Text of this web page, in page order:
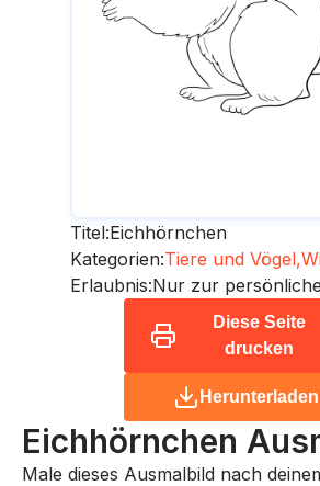
Titel:Eichhörnchen
Kategorien:Tiere und Vögel,
Erlaubnis:Nur zur
Diese Seite
drucken
Herunterladen
Eichhörnchen
Male dieses Ausmalbild nach